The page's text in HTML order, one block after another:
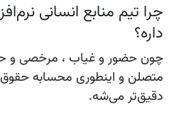
چرا تیم منابع انسانی
داره؟
متصلن و اینطوری محسابه
دقیق‌تر می‌شه.